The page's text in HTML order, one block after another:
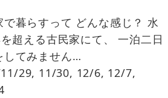
で暮らすって どんな感じ？ 水
超える古民家にて、 一泊二日
してみません…
29, 11/30, 12/6, 12/7,